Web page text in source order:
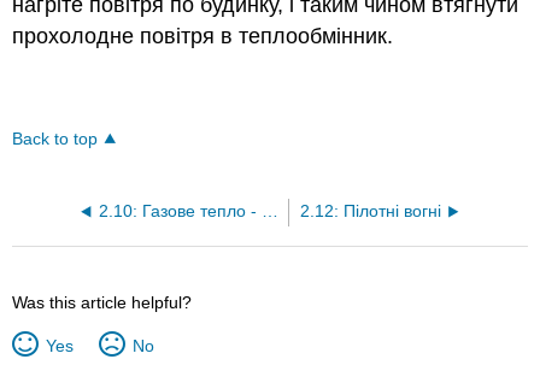
прохолодне повітря в теплообмінник.
Back to top
2.12: Пілотні вогні
Was this article helpful?
Yes No